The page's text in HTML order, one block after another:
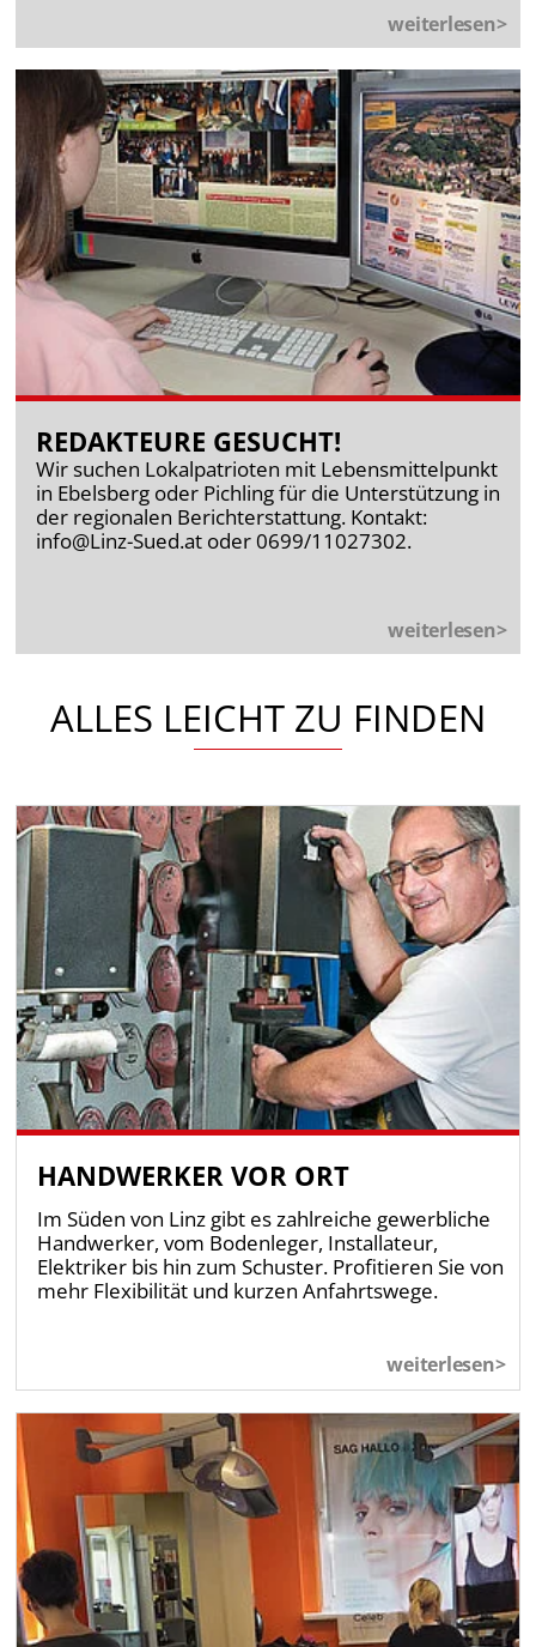
weiterlesen>
REDAKTEURE GESUCHT!
Wir suchen Lokalpatrioten mit Lebensmittelpunkt
in Ebelsberg oder Pichling für die Unterstützung in
der regionalen Berichterstattung. Kontakt:
info@Linz-Sued.at oder 0699/11027302.
weiterlesen>
ALLES LEICHT ZU FINDEN
HANDWERKER VOR ORT
Im Süden von Linz gibt es zahlreiche gewerbliche
Handwerker, vom Bodenleger, Installateur,
Elektriker bis hin zum Schuster. Profitieren Sie von
mehr Flexibilität und kurzen Anfahrtswege.
weiterlesen>